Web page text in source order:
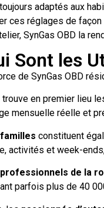
adaptés aux
ces réglages de
SynGas OBD la
Sont les
de SynGas OBD
trouve en premier lieu
mensuelle réelle et
familles constituent
activités et week-
professionnels de la
parfois plus de 40